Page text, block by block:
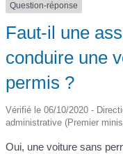
Question-réponse
Faut-il une
conduire une
permis ?
Vérifié le 06/10/2020 -
administrative (Premier
Oui, une voiture sans